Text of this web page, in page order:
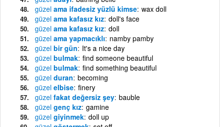
güzel ama ifadesiz yüzlü kimse wax doll
güzel ama kafasız kız doll's face
güzel ama kafasız kız doll
güzel ama yapmacıklı namby pamby
güzel bir gün It's a nice day
güzel bulmak find someone beautiful
güzel bulmak find something beautiful
güzel duran becoming
güzel elbise finery
güzel fakat değersiz şey bauble
güzel genç kız gamine
güzel giyinmek doll up